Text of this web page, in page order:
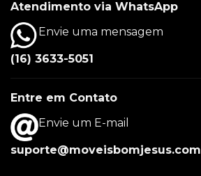
Atendimento via WhatsApp
Envie uma mensagem
(16) 3633-5051
Entre em Contato
Envie um E-mail
suporte@moveisbomjesus.com